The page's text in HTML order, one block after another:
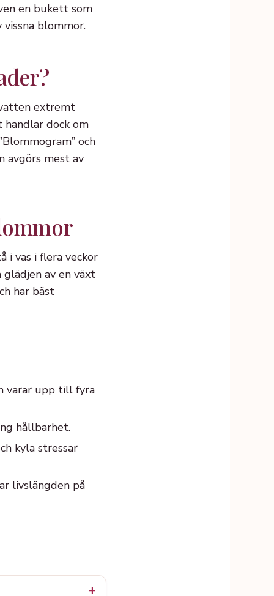
en bukett som
blommor.
extremt
dock om
och
avgörs mest av
i vas i flera veckor
av en växt
har bäst
varar upp till fyra
hållbarhet.
kyla stressar
livslängden på